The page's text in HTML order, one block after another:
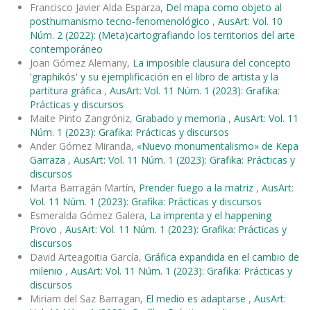
Francisco Javier Alda Esparza, Del mapa como objeto al
posthumanismo tecno-fenomenológico , AusArt: Vol. 10
Núm. 2 (2022): (Meta)cartografiando los territorios del arte
contemporáneo
Joan Gómez Alemany, La imposible clausura del concepto
'graphikós' y su ejemplificación en el libro de artista y la
partitura gráfica , AusArt: Vol. 11 Núm. 1 (2023): Grafika:
Prácticas y discursos
Maite Pinto Zangróniz, Grabado y memoria , AusArt: Vol. 11
Núm. 1 (2023): Grafika: Prácticas y discursos
Ander Gómez Miranda, «Nuevo monumentalismo» de Kepa
Garraza , AusArt: Vol. 11 Núm. 1 (2023): Grafika: Prácticas y
discursos
Marta Barragán Martín, Prender fuego a la matriz , AusArt:
Vol. 11 Núm. 1 (2023): Grafika: Prácticas y discursos
Esmeralda Gómez Galera, La imprenta y el happening
Provo , AusArt: Vol. 11 Núm. 1 (2023): Grafika: Prácticas y
discursos
David Arteagoitia García, Gráfica expandida en el cambio de
milenio , AusArt: Vol. 11 Núm. 1 (2023): Grafika: Prácticas y
discursos
Miriam del Saz Barragan, El medio es adaptarse , AusArt: